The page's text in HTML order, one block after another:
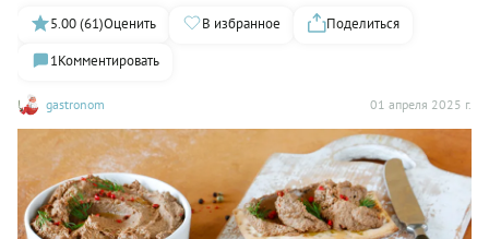
gastronom 01 апреля 2025 г.
5.00 (61)Оценить В избранное
Поделиться
1Комментировать